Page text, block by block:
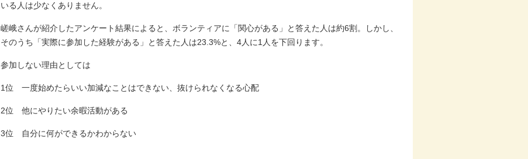
いる人は少なくありません。
嵯峨さんが紹介したアンケート結果によると、ボランティアに「関心がある」と答えた人は約6割。しかし、
そのうち「実際に参加した経験がある」と答えた人は23.3%と、4人に1人を下回ります。
参加しない理由としては
1位 一度始めたらいい加減なことはできない、抜けられなくなる心配
2位 他にやりたい余暇活動がある
3位 自分に何ができるかわからない